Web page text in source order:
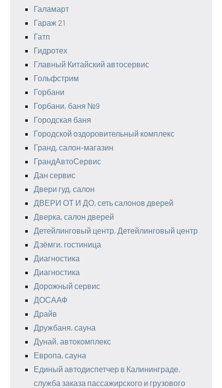
Галамарт
Гараж 21
Гатп
Гидротех
Главный Китайский автосервис
Гольфстрим
Горбани
Горбани, баня №9
Городская баня
Городской оздоровительный комплекс
Гранд, салон-магазин
ГрандАвтоСервис
Дан сервис
Двери гуд, салон
ДВЕРИ ОТ И ДО, сеть салонов дверей
Дверка, салон дверей
Детейлинговый центр, Детейлинговый центр
Дзёмги, гостиница
Диагностика
Диагностика
Дорожный сервис
ДОСААФ
Драйв
Дружбаня, сауна
Дунай, автокомплекс
Европа, сауна
Единый автодиспетчер в Калининграде,
служба заказа пассажирского и грузового